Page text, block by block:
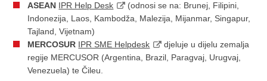
ASEAN IPR Help Desk
(odnosi se na: Brunej, Filipini,
Indonezija, Laos, Kambodža, Malezija, Mijanmar, Singapur,
Tajland, Vijetnam)
MERCOSUR IPR SME Helpdesk
djeluje u dijelu zemalja
regije MERCUSOR (Argentina, Brazil, Paragvaj, Urugvaj,
Venezuela) te Čileu.